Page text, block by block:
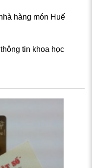
hàng món Huế
tin khoa học